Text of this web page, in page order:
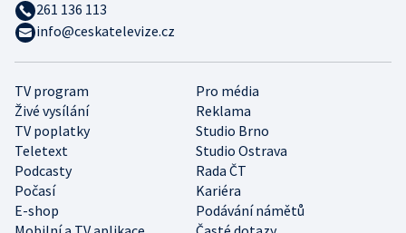
TV program
Pro média
Živé vysílání
Reklama
TV poplatky
Studio Brno
Teletext
Studio Ostrava
Podcasty
Rada ČT
Počasí
Kariéra
E-shop
Podávání námětů
261 136 113
info@ceskatelevize.cz